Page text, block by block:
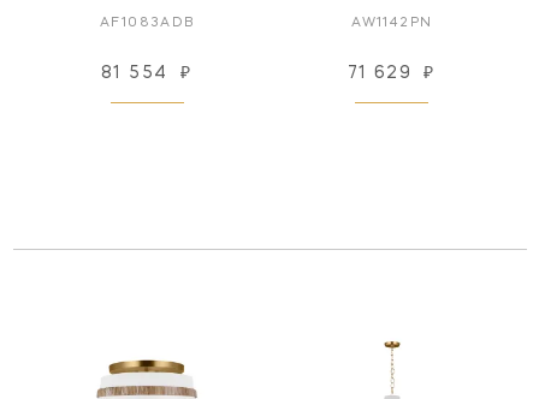
AF1083ADB
81 554 ₽
AW1142PN
71 629 ₽